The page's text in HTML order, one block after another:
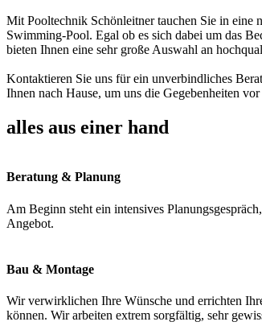
Mit Pooltechnik Schönleitner tauchen Sie in eine
Swimming-Pool. Egal ob es sich dabei um das
bieten Ihnen eine sehr große Auswahl an
Kontaktieren Sie uns für ein unverbindliches
Ihnen nach Hause, um uns die Gegebenheiten
alles aus einer hand
Beratung & Planung
Am Beginn steht ein intensives
Angebot.
Bau & Montage
Wir verwirklichen Ihre Wünsche und errichten
können. Wir arbeiten extrem sorgfältig, sehr